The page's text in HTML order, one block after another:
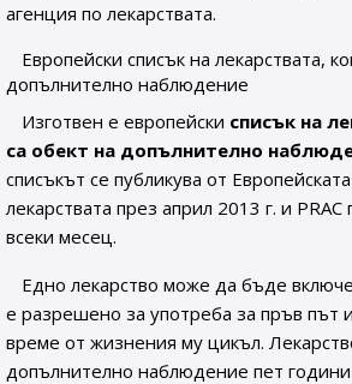
агенция по лекарствата.
Европейски списък на лекарствата,
допълнително наблюдение
Изготвен е европейски списък на
са обект на допълнително
списъкът се публикува от
лекарствата през април 2013 г. и
всеки месец.
Едно лекарство може да бъде
е разрешено за употреба за пръв път
време от жизнения му цикъл.
допълнително наблюдение пет години